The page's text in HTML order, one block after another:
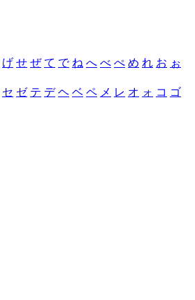
げ せ ぜ て で ね へ べ ぺ め れ お ぉ
セ ゼ テ デ ヘ ベ ペ メ レ オ ォ コ ゴ